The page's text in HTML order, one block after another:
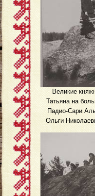
Великие
Татьяна на
Падио-Сари
Ольги